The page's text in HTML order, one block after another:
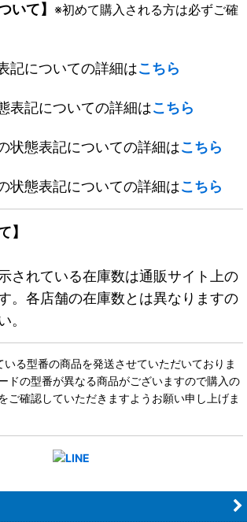
いて】 ※初めて購入される方は必ずご確
記についての詳細はこちら
表記についての詳細はこちら
状態表記についての詳細はこちら
状態表記についての詳細はこちら
】
されている在庫数は通販サイト上の
。各店舗の在庫数とは異なりますの
。
る型番の商品を発送させていただいておりま
ドの型番が異なる商品がございますので購入の
ご確認していただきますようお願い申し上げま